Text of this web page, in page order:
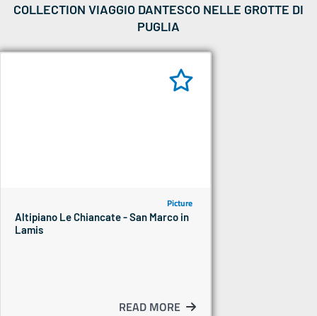
COLLECTION VIAGGIO DANTESCO NELLE GROTTE DI
PUGLIA
Picture
Altipiano Le Chiancate - San Marco in
Lamis
READ MORE